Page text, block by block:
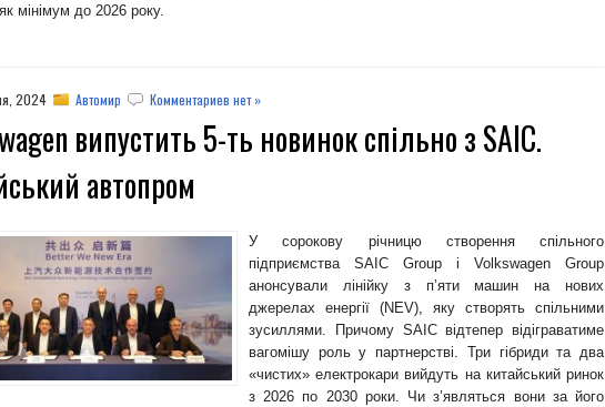
мінімум до 2026 року.
2024 Автомир Комментариев нет »
випустить 5-ть новинок спільно з SAIC.
автопром
У сорокову річницю створення спільного
підприємства SAIC Group і Volkswagen Group
анонсували лінійку з п’яти машин на нових
джерелах енергії (NEV), яку створять спільними
зусиллями. Причому SAIC відтепер відіграватиме
вагомішу роль у партнерстві. Три гібриди та два
«чистих» електрокари вийдуть на китайський ринок
з 2026 по 2030 роки. Чи з’являться вони за його